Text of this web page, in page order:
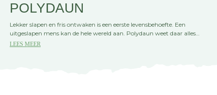
POLYDAUN
Lekker slapen en fris ontwaken is een eerste levensbehoefte. Een
uitgeslapen mens kan de hele wereld aan. Polydaun weet daar alles
van. Al bijna vijftig jaar verdiept dit mooie merk zich in slaapcomfort
LEES MEER